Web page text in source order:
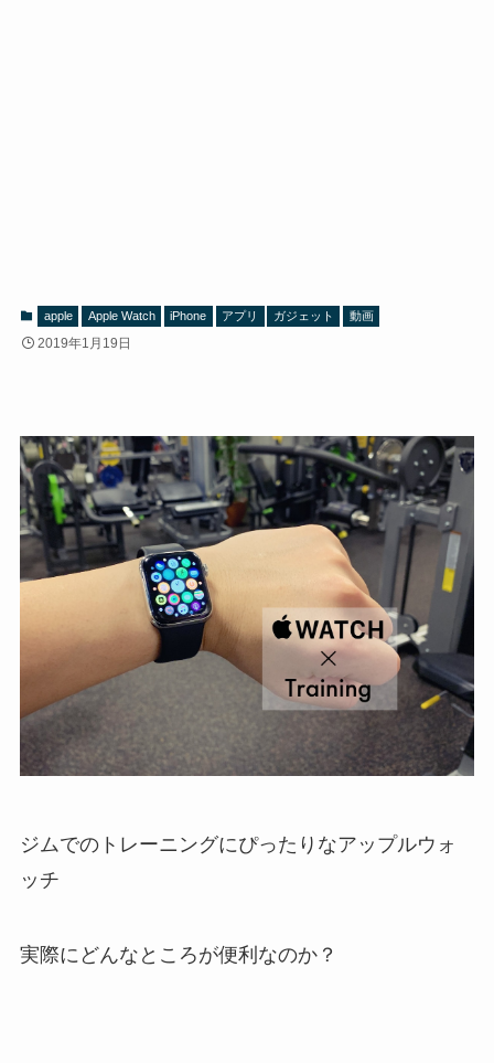
apple Apple Watch iPhone アプリ ガジェット 動画
2019年1月19日
ジムでのトレーニングにぴったりなアップルウォ
ッチ
実際にどんなところが便利なのか？